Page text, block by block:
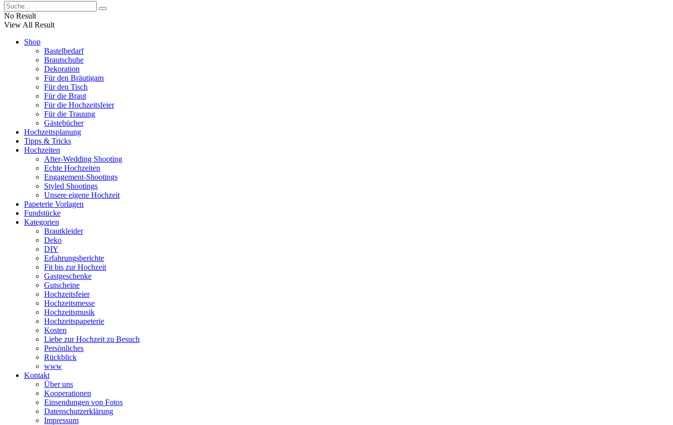
No Result
View All Result
Shop
Bastelbedarf
Brautschuhe
Dekoration
Für den Bräutigam
Für den Tisch
Für die Braut
Für die Hochzeitsfeier
Für die Trauung
Gästebücher
Hochzeitsplanung
Tipps & Tricks
Hochzeiten
After-Wedding Shooting
Echte Hochzeiten
Engagement-Shootings
Styled Shootings
Unsere eigene Hochzeit
Papeterie Vorlagen
Fundstücke
Kategorien
Brautkleider
Deko
DIY
Erfahrungsberichte
Fit bis zur Hochzeit
Gastgeschenke
Gutscheine
Hochzeitsfeier
Hochzeitsmesse
Hochzeitsmusik
Hochzeitspapeterie
Kosten
Liebe zur Hochzeit zu Besuch
Persönliches
Rückblick
www
Kontakt
Über uns
Kooperationen
Einsendungen von Fotos
Datenschutzerklärung
Impressum